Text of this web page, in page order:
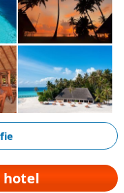
hotel